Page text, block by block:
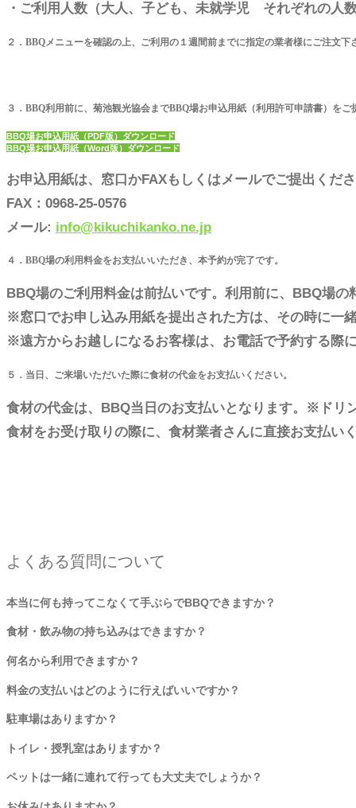
・ご利用人数（大人、子ども、未就学児 それぞれの人
２．BBQメニューを確認の上、ご利用の１週間前までに指定の業者様にご注文下
３．BBQ利用前に、菊池観光協会までBBQ場お申込用紙（利用許可申請書）をご
BBQ場お申込用紙（PDF版）ダウンロード
BBQ場お申込用紙（Word版）ダウンロード
お申込用紙は、窓口かFAXもしくはメールでご提出くだ
FAX：0968-25-0576
メール: info@kikuchikanko.ne.jp
４．BBQ場の利用料金をお支払いいただき、本予約が完了です。
BBQ場のご利用料金は前払いです。利用前に、BBQ場
※窓口でお申し込み用紙を提出された方は、その時に一
※遠方からお越しになるお客様は、お電話で予約する際
５．当日、ご来場いただいた際に食材の代金をお支払いください。
食材の代金は、BBQ当日のお支払いとなります。※ドリ
食材をお受け取りの際に、食材業者さんに直接お支払い
よくある質問について
本当に何も持ってこなくて手ぶらでBBQできますか？
食材・飲み物の持ち込みはできますか？
何名から利用できますか？
料金の支払いはどのように行えばいいですか？
駐車場はありますか？
トイレ・授乳室はありますか？
ペットは一緒に連れて行っても大丈夫でしょうか？